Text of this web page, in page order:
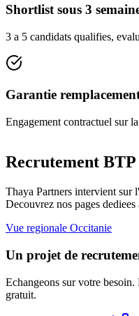
Shortlist sous 3
3 a 5 candidats qualifies,
Garantie
Engagement contractuel sur
Recrutement BTP
Thaya Partners intervient sur
Decouvrez nos pages
Vue regionale Occitanie
Un projet de
Echangeons sur votre
gratuit.